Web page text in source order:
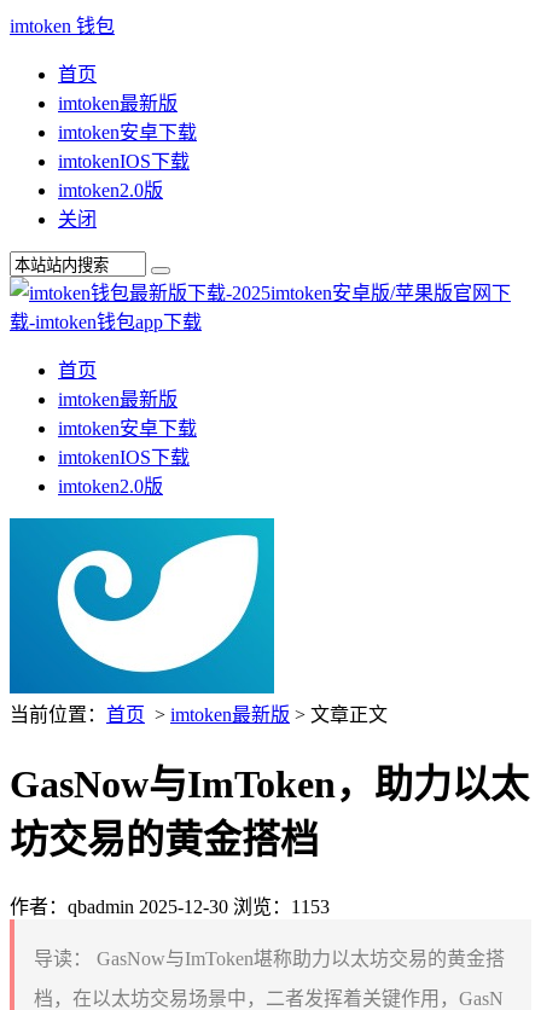
imtoken 钱包
首页
imtoken最新版
imtoken安卓下载
imtokenIOS下载
imtoken2.0版
关闭
首页
imtoken最新版
imtoken安卓下载
imtokenIOS下载
imtoken2.0版
当前位置： 首页 > imtoken最新版 > 文章正文
GasNow与ImToken，助力以太
坊交易的黄金搭档
作者：qbadmin 2025-12-30 浏览：1153
导读：
GasNow与ImToken堪称助力以太坊交易的黄金搭
档，在以太坊交易场景中，二者发挥着关键作用，GasN